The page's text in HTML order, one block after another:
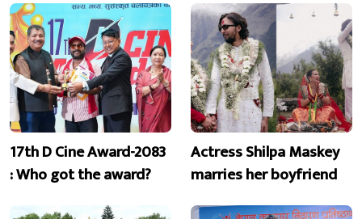
17th D Cine Award-2083
: Who got the award?
Actress Shilpa Maskey
marries her boyfriend